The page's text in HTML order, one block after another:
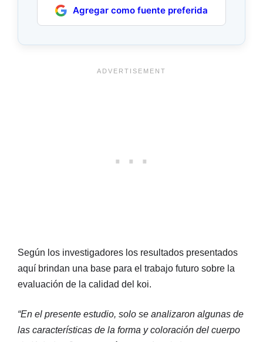
Agregar como fuente preferida
Según los investigadores los resultados presentados
aquí brindan una base para el trabajo futuro sobre la
evaluación de la calidad del koi.
“En el presente estudio, solo se analizaron algunas de
las características de la forma y coloración del cuerpo